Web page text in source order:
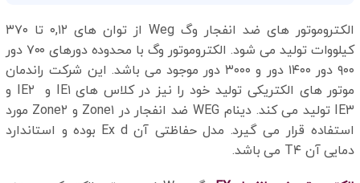
الکتروموتور های ضد انفجار وگ Weg از توان های ۰,۱۲ تا ۳۷۰
کیلووات تولید می شود. الکتروموتور وگ با محدوده دورهای ۷۰۰ دور
۹۰۰ دور ۱۴۰۰ دور و ۳۰۰۰ دور موجود می باشد. این شرکت راندمان
موتور های الکتریکی تولید خود را نیز در کلاس های IE۱ و IE۲ و
IE۳ تولید می کند. دینام WEG ضد انفجار در Zone۱ و Zone۲ مورد
استفاده قرار می گیرد. مدل حفاظتی آن Ex d بوده و استاندارد
دمایی آن T۴ می باشد.